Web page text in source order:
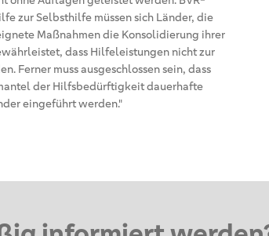
zur Selbsthilfe müssen sich Länder, die
Maßnahmen die Konsolidierung ihrer
dass Hilfeleistungen nicht zur
Ferner muss ausgeschlossen sein, dass
der Hilfsbedürftigkeit dauerhafte
eingeführt werden."